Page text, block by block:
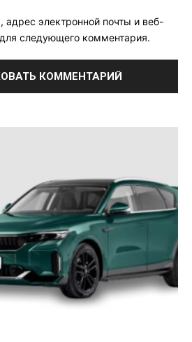
адрес электронной почты и веб-
следующего комментария.